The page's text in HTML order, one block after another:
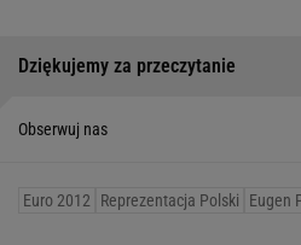
Dziękujemy za przeczytanie
Obserwuj nas
Euro 2012 Reprezentacja Polski Eugen